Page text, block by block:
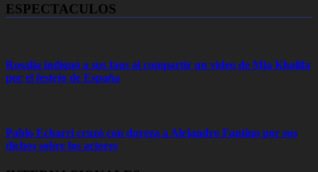
ESPECTACULOS
Rosalía indignó a sus fans al compartir un video de Mia Khalifa
por el festejo de España
Pablo Echarri cruzó con dureza a Alejandro Fantino por sus
dichos sobre los actores